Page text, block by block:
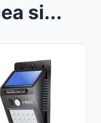
si...